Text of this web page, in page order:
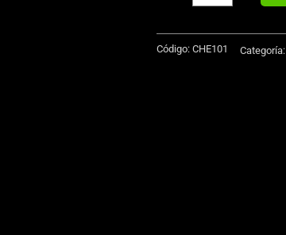
de
Código: CHE101 Categoría: